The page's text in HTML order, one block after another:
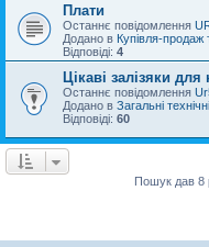
Плати
Останнє повідомлення
Додано в Купівля-продаж
Відповіді: 4
Цікаві залізяки для
Останнє повідомлення
Додано в Загальні
Відповіді: 60
Пошук дав 8